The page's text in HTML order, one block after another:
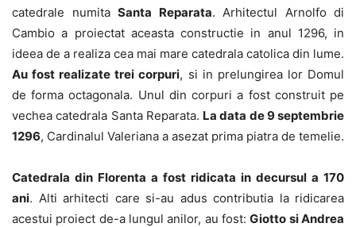
catedrale numita Santa Reparata. Arhitectul Arnolfo di
Cambio a proiectat aceasta constructie in anul 1296, in
ideea de a realiza cea mai mare catedrala catolica din lume.
Au fost realizate trei corpuri, si in prelungirea lor Domul
de forma octagonala. Unul din corpuri a fost construit pe
vechea catedrala Santa Reparata. La data de 9 septembrie
1296, Cardinalul Valeriana a asezat prima piatra de temelie.
Catedrala din Florenta a fost ridicata in decursul a 170
ani. Alti arhitecti care si-au adus contributia la ridicarea
acestui proiect de-a lungul anilor, au fost:Giotto si Andrea